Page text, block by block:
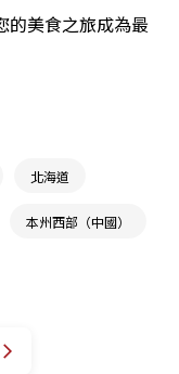
的美食之旅成為最
北海道
本州西部（中國）